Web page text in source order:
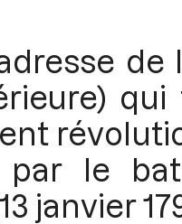
de
par le
janvier